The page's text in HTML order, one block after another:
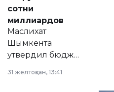
сотни
миллиардов
Маслихат
Шымкента
утвердил бюджет
2028 годы.
31 желтоқсан, 13:41